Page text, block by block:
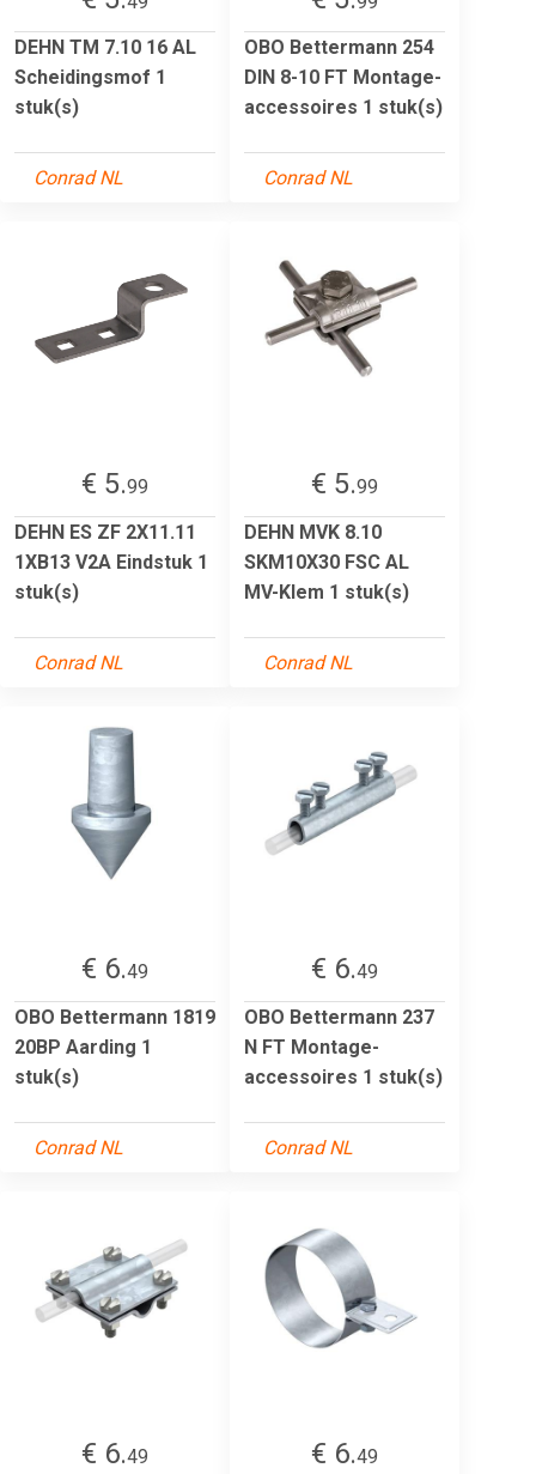
DEHN TM 7.10 16 AL
Scheidingsmof 1
stuk(s)
Conrad NL
OBO Bettermann 254
DIN 8-10 FT Montage-
accessoires 1 stuk(s)
Conrad NL
€ 5.99
DEHN ES ZF 2X11.11
1XB13 V2A Eindstuk 1
stuk(s)
Conrad NL
€ 5.99
DEHN MVK 8.10
SKM10X30 FSC AL
MV-Klem 1 stuk(s)
Conrad NL
€ 6.49
OBO Bettermann 1819
20BP Aarding 1
stuk(s)
Conrad NL
€ 6.49
OBO Bettermann 237
N FT Montage-
accessoires 1 stuk(s)
Conrad NL
€ 6.49
€ 6.49